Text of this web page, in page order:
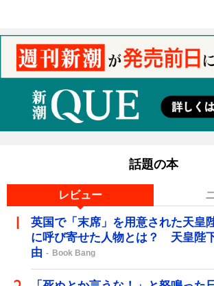
話題の本
レビュー
英国で「末席」を用意された天皇
に呼び寄せた人物とは？ 天皇陛
由
Book Bang